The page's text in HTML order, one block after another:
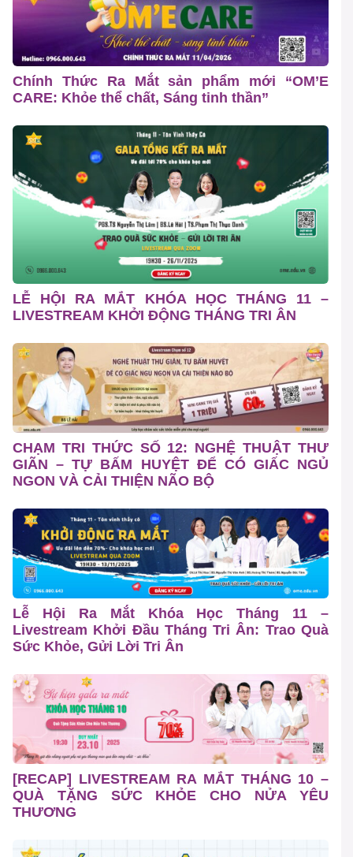
Chính Thức Ra Mắt sản phẩm mới “OM’E
CARE: Khỏe thể chất, Sáng tinh thần”
LỄ HỘI RA MẮT KHÓA HỌC THÁNG 11 –
LIVESTREAM KHỞI ĐỘNG THÁNG TRI ÂN
CHẠM TRI THỨC SỐ 12: NGHỆ THUẬT THƯ
GIÃN – TỰ BẤM HUYỆT ĐỂ CÓ GIẤC NGỦ
NGON VÀ CẢI THIỆN NÃO BỘ
Lễ Hội Ra Mắt Khóa Học Tháng 11 –
Livestream Khởi Đầu Tháng Tri Ân: Trao Quà
Sức Khỏe, Gửi Lời Tri Ân
[RECAP] LIVESTREAM RA MẮT THÁNG 10 –
QUÀ TẶNG SỨC KHỎE CHO NỬA YÊU
THƯƠNG